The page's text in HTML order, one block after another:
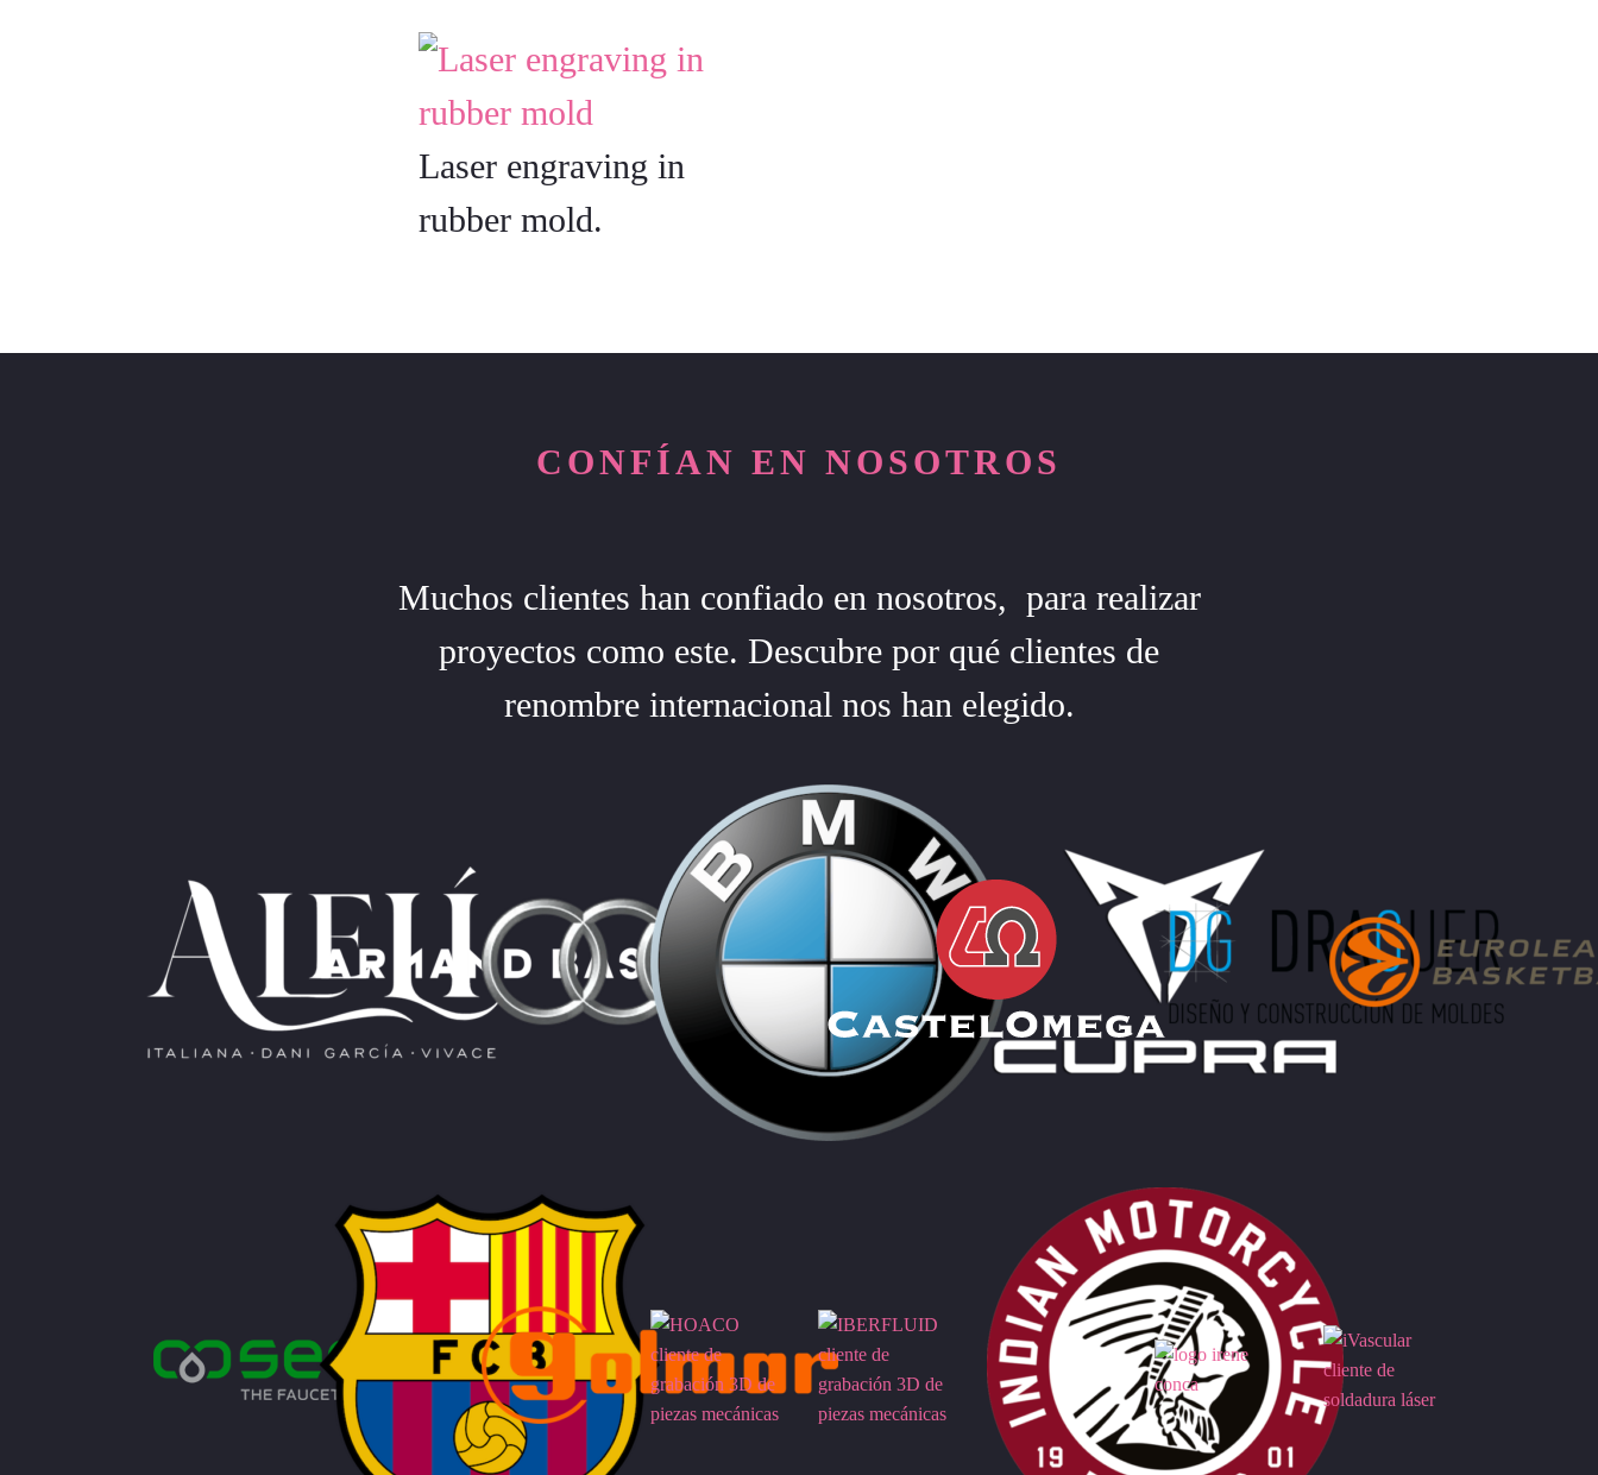
Laser engraving in
rubber mold.
CONFÍAN EN NOSOTROS
Muchos clientes han confiado en nosotros, para realizar
proyectos como este. Descubre por qué clientes de
renombre internacional nos han elegido.